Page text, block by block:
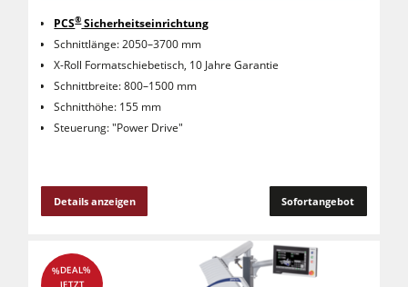
PCS®Sicherheitseinrichtung
Schnittlänge: 2050–3700 mm
X-Roll Formatschiebetisch, 10 Jahre Garantie
Schnittbreite: 800–1500 mm
Schnitthöhe: 155 mm
Steuerung: "Power Drive"
Details anzeigen Sofortangebot
%DEAL%
JETZT